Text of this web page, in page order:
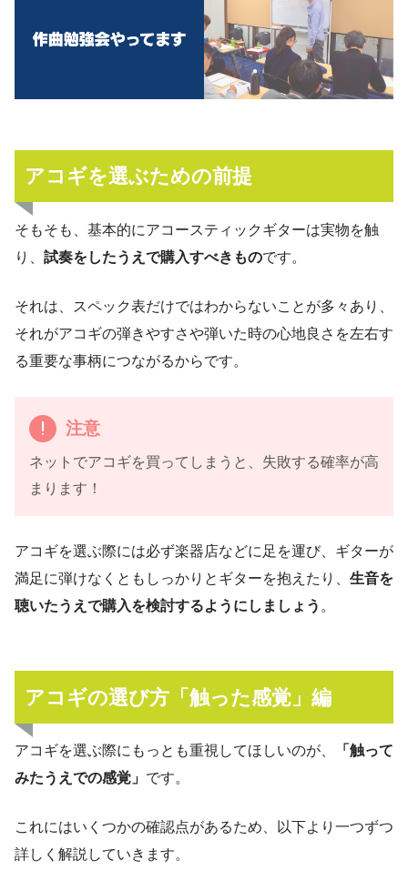
アコギを選ぶための前提
そもそも、基本的にアコースティックギターは実物を触
り、 試奏をしたうえで購入すべきものです。
それは、スペック表だけではわからないことが多々あり、
それがアコギの弾きやすさや弾いた時の心地良さを左右す
る重要な事柄につながるからです。
注意
ネットでアコギを買ってしまうと、失敗する確率が高
まります！
アコギを選ぶ際には必ず楽器店などに足を運び、ギターが
満足に弾けなくともしっかりとギターを抱えたり、 生音を
聴いたうえで購入を検討するようにしましょう 。
アコギの選び方「触った感覚」編
アコギを選ぶ際にもっとも重視してほしいのが、
「触って
みたうえでの感覚」 です。
これにはいくつかの確認点があるため、以下より一つずつ
詳しく解説していきます。